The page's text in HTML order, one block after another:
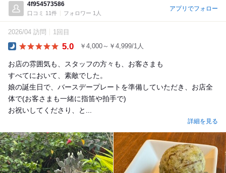
4f954573586
口コミ 11件 フォロワー 1人
アプリでフォロー
2026/04 訪問 1回目
5.0 ￥4,000～￥4,999/1人
お店の雰囲気も、スタッフの方々も、お客さまも
すべてにおいて、素敵でした。
娘の誕生日で、バースデープレートを準備していただき、お店全
体で(お客さまも一緒に指笛や拍手で)
お祝いしてくださり、と...
詳細を見る